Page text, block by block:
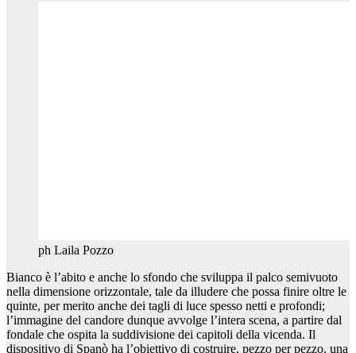
ph Laila Pozzo
Bianco è l’abito e anche lo sfondo che sviluppa il palco semivuoto
nella dimensione orizzontale, tale da illudere che possa finire oltre le
quinte, per merito anche dei tagli di luce spesso netti e profondi;
l’immagine del candore dunque avvolge l’intera scena, a partire dal
fondale che ospita la suddivisione dei capitoli della vicenda. Il
dispositivo di Spanò ha l’obiettivo di costruire, pezzo per pezzo, una